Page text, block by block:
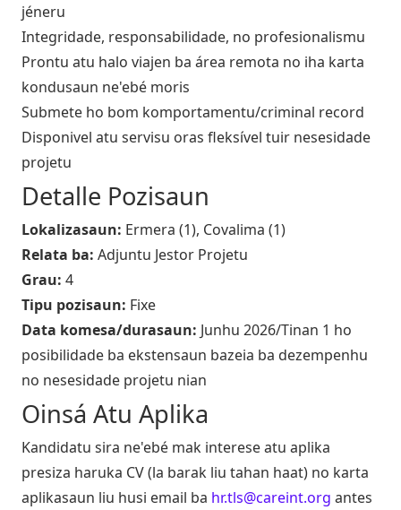
jéneru
Integridade, responsabilidade, no profesionalismu
Prontu atu halo viajen ba área remota no iha karta
kondusaun ne'ebé moris
Submete ho bom komportamentu/criminal record
Disponivel atu servisu oras fleksível tuir nesesidade
projetu
Detalle Pozisaun
Lokalizasaun: Ermera (1), Covalima (1)
Relata ba: Adjuntu Jestor Projetu
Grau: 4
Tipu pozisaun: Fixe
Data komesa/durasaun: Junhu 2026/Tinan 1 ho
posibilidade ba ekstensaun bazeia ba dezempenhu
no nesesidade projetu nian
Oinsá Atu Aplika
Kandidatu sira ne'ebé mak interese atu aplika
presiza haruka CV (la barak liu tahan haat) no karta
aplikasaun liu husi email ba hr.tls@careint.org antes